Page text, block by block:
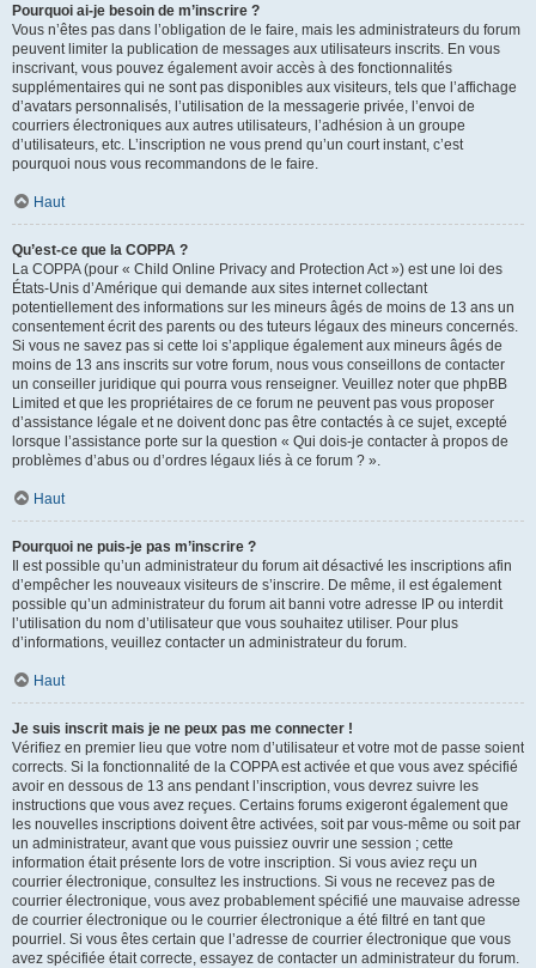
Pourquoi ai-je besoin de m’inscrire ?
Vous n’êtes pas dans l’obligation de le faire, mais les administrateurs du forum
peuvent limiter la publication de messages aux utilisateurs inscrits. En vous
inscrivant, vous pouvez également avoir accès à des fonctionnalités
supplémentaires qui ne sont pas disponibles aux visiteurs, tels que l’affichage
d’avatars personnalisés, l’utilisation de la messagerie privée, l’envoi de
courriers électroniques aux autres utilisateurs, l’adhésion à un groupe
d’utilisateurs, etc. L’inscription ne vous prend qu’un court instant, c’est
pourquoi nous vous recommandons de le faire.
Haut
Qu’est-ce que la COPPA ?
La COPPA (pour « Child Online Privacy and Protection Act ») est une loi des
États-Unis d’Amérique qui demande aux sites internet collectant
potentiellement des informations sur les mineurs âgés de moins de 13 ans un
consentement écrit des parents ou des tuteurs légaux des mineurs concernés.
Si vous ne savez pas si cette loi s’applique également aux mineurs âgés de
moins de 13 ans inscrits sur votre forum, nous vous conseillons de contacter
un conseiller juridique qui pourra vous renseigner. Veuillez noter que phpBB
Limited et que les propriétaires de ce forum ne peuvent pas vous proposer
d’assistance légale et ne doivent donc pas être contactés à ce sujet, excepté
lorsque l’assistance porte sur la question « Qui dois-je contacter à propos de
problèmes d’abus ou d’ordres légaux liés à ce forum ? ».
Haut
Pourquoi ne puis-je pas m’inscrire ?
Il est possible qu’un administrateur du forum ait désactivé les inscriptions afin
d’empêcher les nouveaux visiteurs de s’inscrire. De même, il est également
possible qu’un administrateur du forum ait banni votre adresse IP ou interdit
l’utilisation du nom d’utilisateur que vous souhaitez utiliser. Pour plus
d’informations, veuillez contacter un administrateur du forum.
Haut
Je suis inscrit mais je ne peux pas me connecter !
Vérifiez en premier lieu que votre nom d’utilisateur et votre mot de passe soient
corrects. Si la fonctionnalité de la COPPA est activée et que vous avez spécifié
avoir en dessous de 13 ans pendant l’inscription, vous devrez suivre les
instructions que vous avez reçues. Certains forums exigeront également que
les nouvelles inscriptions doivent être activées, soit par vous-même ou soit par
un administrateur, avant que vous puissiez ouvrir une session ; cette
information était présente lors de votre inscription. Si vous aviez reçu un
courrier électronique, consultez les instructions. Si vous ne recevez pas de
courrier électronique, vous avez probablement spécifié une mauvaise adresse
de courrier électronique ou le courrier électronique a été filtré en tant que
pourriel. Si vous êtes certain que l’adresse de courrier électronique que vous
avez spécifiée était correcte, essayez de contacter un administrateur du forum.